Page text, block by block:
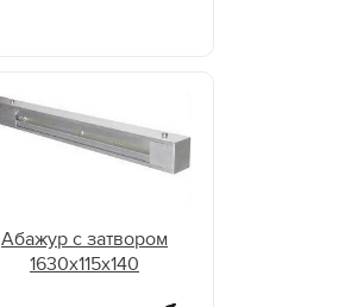
Абажур с затвором
1630х115х140